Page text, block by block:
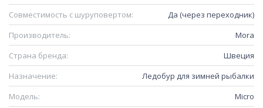
Совместимость с шуруповертом:
Да (через переходник)
Производитель:
Mora
Страна бренда:
Швеция
Назначение:
Ледобур для зимней рыбалки
Модель:
Micro